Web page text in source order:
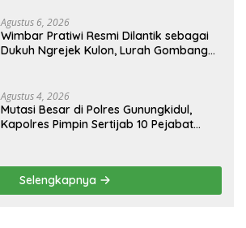
Agustus 6, 2026
Wimbar Pratiwi Resmi Dilantik sebagai
Dukuh Ngrejek Kulon, Lurah Gombang
Agustus 4, 2026
Mutasi Besar di Polres Gunungkidul,
Kapolres Pimpin Sertijab 10 Pejabat
Selengkapnya